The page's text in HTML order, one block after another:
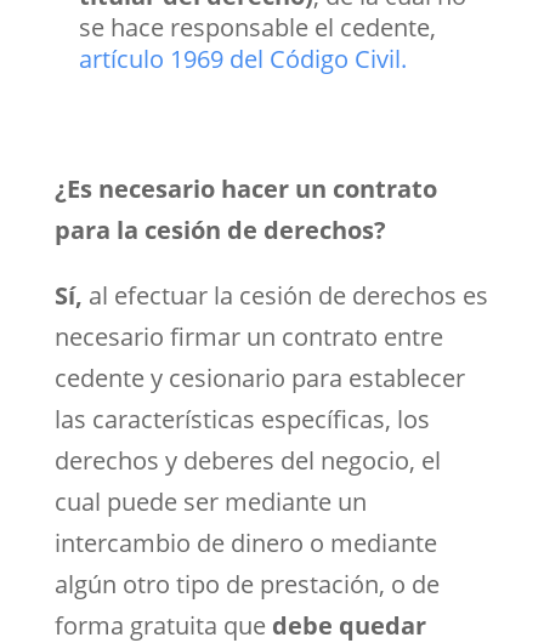
se hace responsable el cedente,
artículo 1969 del Código Civil.
¿Es necesario hacer un contrato
para la cesión de derechos?
Sí, al efectuar la cesión de derechos es
necesario firmar un contrato entre
cedente y cesionario para establecer
las características específicas, los
derechos y deberes del negocio, el
cual puede ser mediante un
intercambio de dinero o mediante
algún otro tipo de prestación, o de
forma gratuita que debe quedar